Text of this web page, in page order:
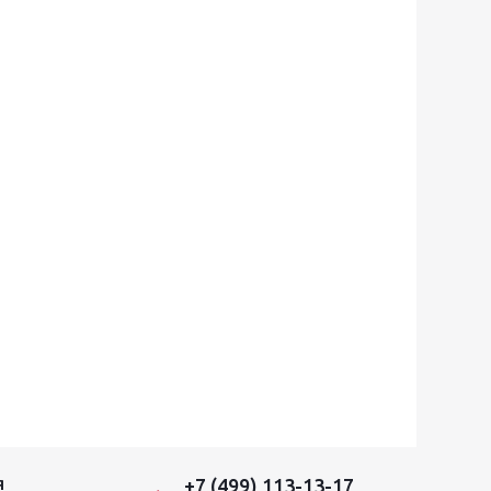
+7 (499) 113-13-17